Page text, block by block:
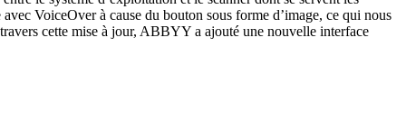
VoiceOver à cause du bouton sous forme d’image, ce qui nous
cette mise à jour, ABBYY a ajouté une nouvelle interface